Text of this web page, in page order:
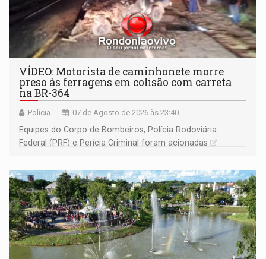
VÍDEO: Motorista de caminhonete morre
preso às ferragens em colisão com carreta
na BR-364
Polícia 07 de Agosto de 2026 às 23:40
Equipes do Corpo de Bombeiros, Polícia Rodoviária
Federal (PRF) e Perícia Criminal foram acionadas